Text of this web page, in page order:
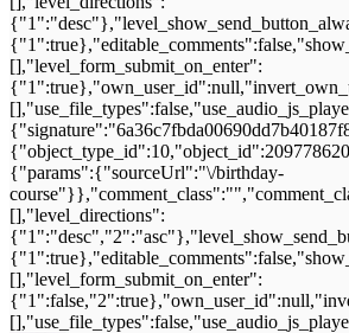
[],"level_form_submit_on_enter":
{"params":{"sourceUrl":"\/birthday-
[],"level_directions":
[],"level_form_submit_on_enter":